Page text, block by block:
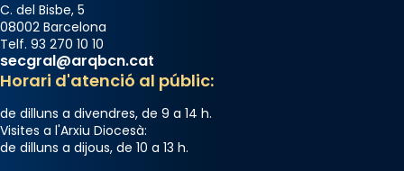
C. del Bisbe, 5
08002 Barcelona
Telf. 93 270 10 10
secgral@arqbcn.cat
Horari d'atenció al públic:
de dilluns a divendres, de 9 a 14 h.
Visites a l'Arxiu Diocesà:
de dilluns a dijous, de 10 a 13 h.